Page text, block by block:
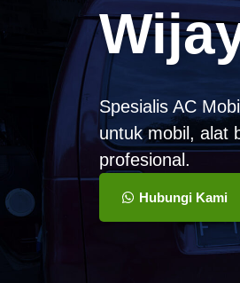
Spesialis AC
untuk mobil, alat
profesional.
Hubungi Kami